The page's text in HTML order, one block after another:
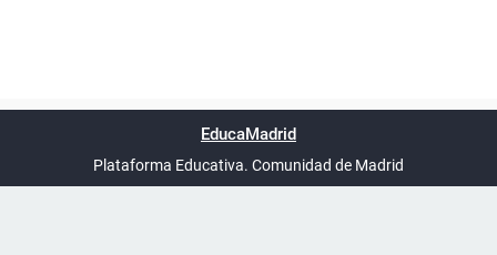
UTC+02:00
phpBB España
EducaMadrid
Plataforma Educativa. Comunidad de Madrid